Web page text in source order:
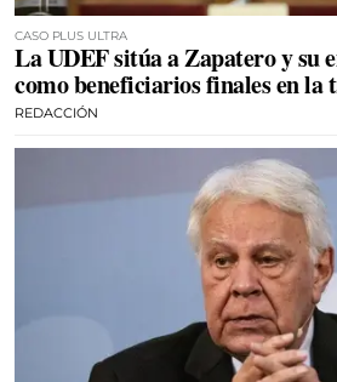
CASO PLUS ULTRA
La UDEF sitúa a Zapatero y su
como beneficiarios finales en
REDACCIÓN